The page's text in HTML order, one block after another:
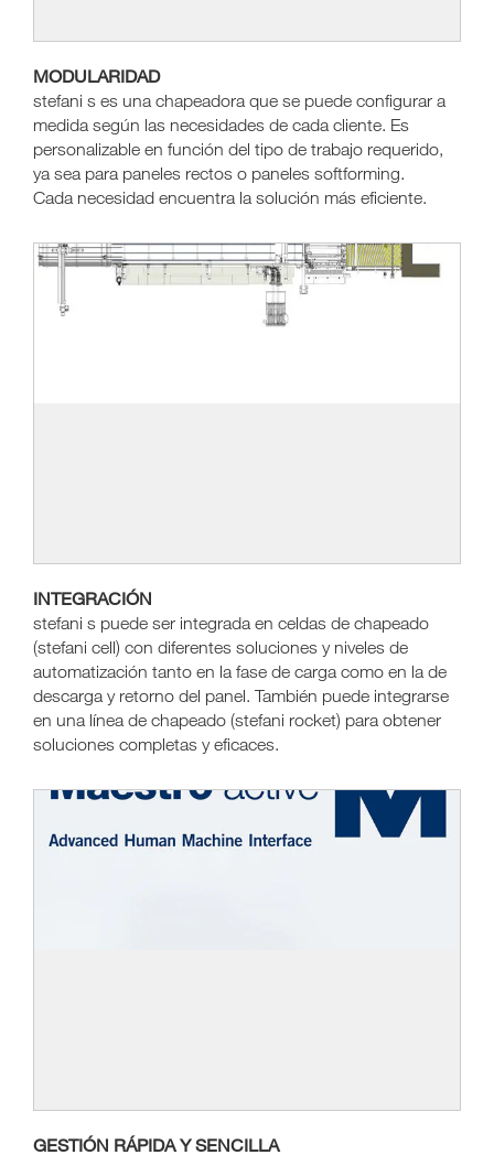
MODULARIDAD
stefani s es una chapeadora que se puede configurar a
medida según las necesidades de cada cliente. Es
personalizable en función del tipo de trabajo requerido,
ya sea para paneles rectos o paneles softforming.
Cada necesidad encuentra la solución más eficiente.
INTEGRACIÓN
stefani s puede ser integrada en celdas de chapeado
(stefani cell) con diferentes soluciones y niveles de
automatización tanto en la fase de carga como en la de
descarga y retorno del panel. También puede integrarse
en una línea de chapeado (stefani rocket) para obtener
soluciones completas y eficaces.
GESTIÓN RÁPIDA Y SENCILLA